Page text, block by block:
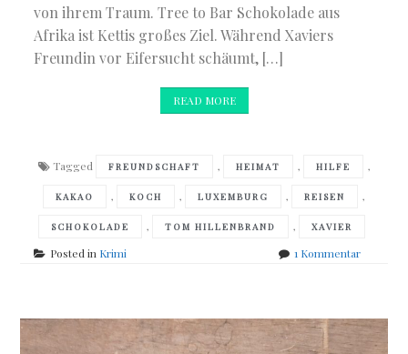
von ihrem Traum. Tree to Bar Schokolade aus
Afrika ist Kettis großes Ziel. Während Xaviers
Freundin vor Eifersucht schäumt, […]
READ MORE
Tagged FREUNDSCHAFT , HEIMAT , HILFE ,
KAKAO , KOCH , LUXEMBURG , REISEN ,
SCHOKOLADE , TOM HILLENBRAND , XAVIER
Posted in Krimi 1 Kommentarzu
Bittere